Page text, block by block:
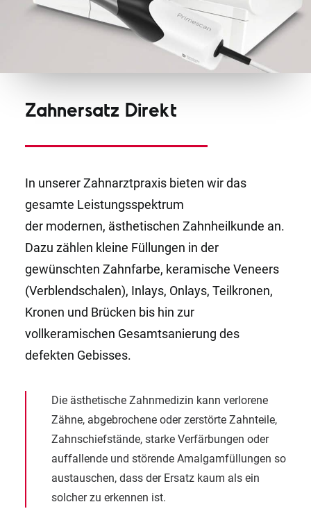
Zahnersatz Direkt
In unserer Zahnarztpraxis bieten wir das
gesamte Leistungsspektrum
der modernen, ästhetischen Zahnheilkunde an.
Dazu zählen kleine Füllungen in der
gewünschten Zahnfarbe, keramische Veneers
(Verblendschalen), Inlays, Onlays, Teilkronen,
Kronen und Brücken bis hin zur
vollkeramischen Gesamtsanierung des
defekten Gebisses.
Die ästhetische Zahnmedizin kann verlorene
Zähne, abgebrochene oder zerstörte Zahnteile,
Zahnschiefstände, starke Verfärbungen oder
auffallende und störende Amalgamfüllungen so
austauschen, dass der Ersatz kaum als ein
solcher zu erkennen ist.